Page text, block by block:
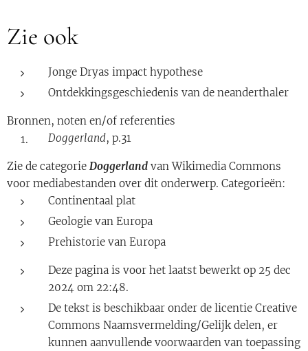
Zie ook
Jonge Dryas impact hypothese
Ontdekkingsgeschiedenis van de neanderthaler
Bronnen, noten en/of referenties
Doggerland, p.31
Zie de categorie Doggerland van Wikimedia Commons
voor mediabestanden over dit onderwerp. Categorieën:
Continentaal plat
Geologie van Europa
Prehistorie van Europa
Deze pagina is voor het laatst bewerkt op 25 dec
2024 om 22:48.
De tekst is beschikbaar onder de licentie Creative
Commons Naamsvermelding/Gelijk delen, er
kunnen aanvullende voorwaarden van toepassing